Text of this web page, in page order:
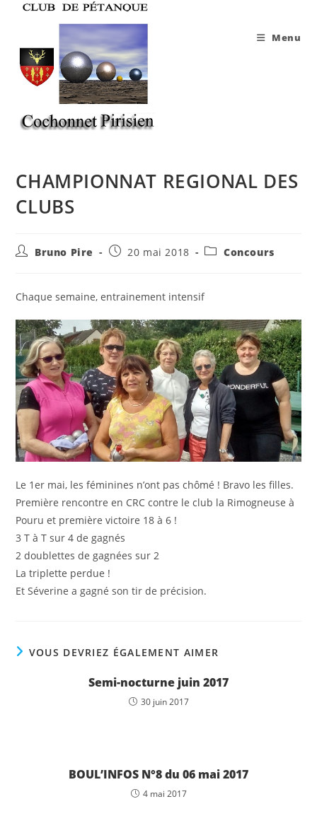
Menu
CHAMPIONNAT REGIONAL DES
CLUBS
Auteur/autrice
publication :
Bruno Pire
Publication
20 mai 2018
PostConcours
Chaque semaine, entrainement intensif
Le 1er mai, les féminines n’ont pas chômé ! Bravo les filles.
Première rencontre en CRC contre le club la Rimogneuse à
Pouru et première victoire 18 à 6 !
3 T à T sur 4 de gagnés
2 doublettes de gagnées sur 2
La triplette perdue !
Et Séverine a gagné son tir de précision.
VOUS DEVRIEZ ÉGALEMENT AIMER
Semi-nocturne juin 2017
30 juin 2017
BOUL’INFOS N°8 du 06 mai 2017
4 mai 2017